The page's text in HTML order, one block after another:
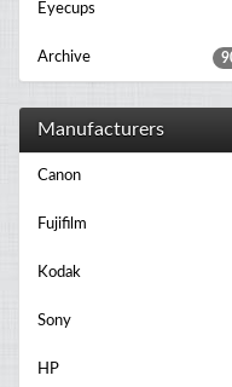
Eyecups
Archive
Manufacturers
Canon
Fujifilm
Kodak
Sony
HP